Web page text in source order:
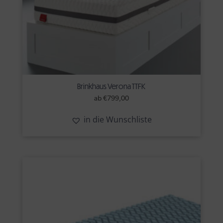
Brinkhaus Verona TTFK
ab €799,00
in die Wunschliste